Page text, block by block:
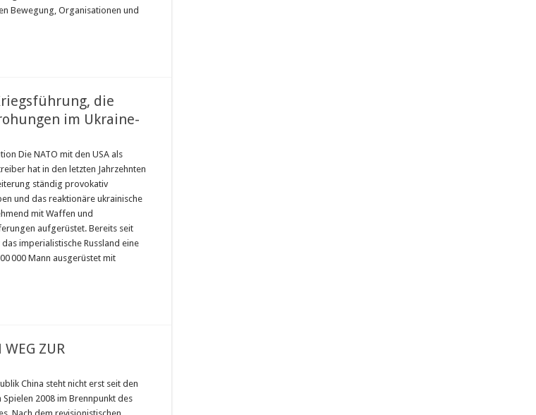
Bewegung, Organisationen und
die
im Ukraine-
Die NATO mit den USA als
hat in den letzten Jahrzehnten
ständig provokativ
und das reaktionäre ukrainische
mit Waffen und
aufgerüstet. Bereits seit
imperialistische Russland eine
000 Mann ausgerüstet mit
ZUR
China steht nicht erst seit den
Spielen 2008 im Brennpunkt des